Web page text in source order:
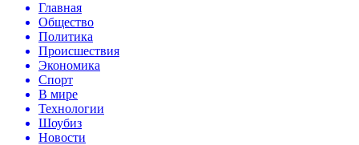
Главная
Общество
Политика
Происшествия
Экономика
Спорт
В мире
Технологии
Шоубиз
Новости